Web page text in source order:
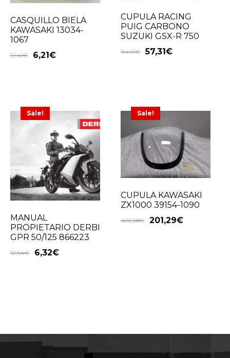
CASQUILLO BIELA
KAWASAKI 13034-
1067
12,41€ 6,21 €
CUPULA RACING
PUIG CARBONO
SUZUKI GSX-R 750
114,61€ 57,31€
Sale!
MANUAL
PROPIETARIO DERBI
GPR 50/125 866223
12,64€ 6,32€
Sale!
CUPULA KAWASAKI
ZX1000 39154-1090
402,58€ 201,29€